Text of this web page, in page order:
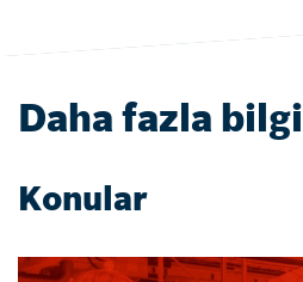
Daha fazla bilgi
Konular